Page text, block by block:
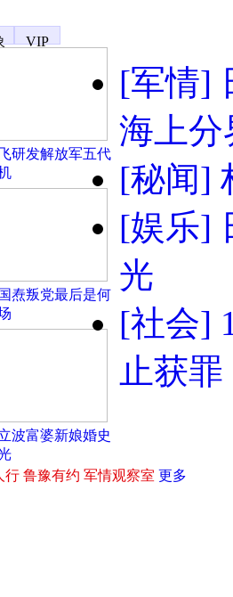
VIP
研发解放军五代
焘叛党最后是何
波富婆新娘婚史
[军情]
海上分
[秘闻]
[娱乐]
光
[社会]
止获罪
行 鲁豫有约 军情观察室 更多